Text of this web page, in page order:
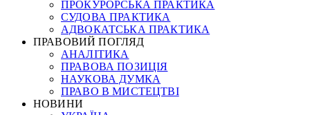
ПРОКУРОРСЬКА ПРАКТИКА
СУДОВА ПРАКТИКА
АДВОКАТСЬКА ПРАКТИКА
ПРАВОВИЙ ПОГЛЯД
АНАЛІТИКА
ПРАВОВА ПОЗИЦІЯ
НАУКОВА ДУМКА
ПРАВО В МИСТЕЦТВІ
НОВИНИ